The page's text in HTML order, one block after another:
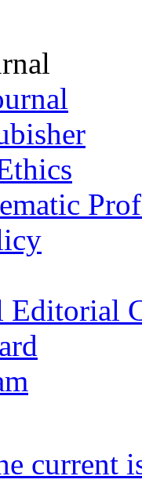
Editorial
current